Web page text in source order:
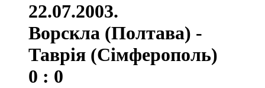
22.07.2003.
Ворскла (Полтава) -
Таврія (Сімферополь)
0 : 0